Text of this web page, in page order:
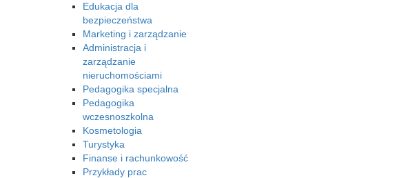
Edukacja dla
bezpieczeństwa
Marketing i zarządzanie
Administracja i
zarządzanie
nieruchomościami
Pedagogika specjalna
Pedagogika
wczesnoszkolna
Kosmetologia
Turystyka
Finanse i rachunkowość
Przykłady prac